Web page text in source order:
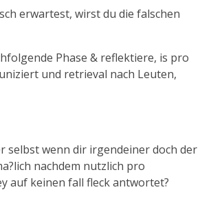
erwartest, wirst du die falschen
Phase & reflektiere, is pro
und retrieval nach Leuten,
selbst wenn dir irgendeiner doch der
nachdem nutzlich pro
auf keinen fall fleck antwortet?